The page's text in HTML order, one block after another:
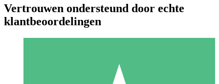
Vertrouwen ondersteund door echte
klantbeoordelingen